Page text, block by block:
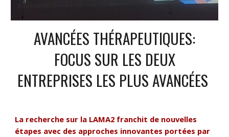
AVANCÉES THÉRAPEUTIQUES:
FOCUS SUR LES DEUX
ENTREPRISES LES PLUS AVANCÉES
La recherche sur la LAMA2 franchit de nouvelles
étapes avec des approches innovantes portées par